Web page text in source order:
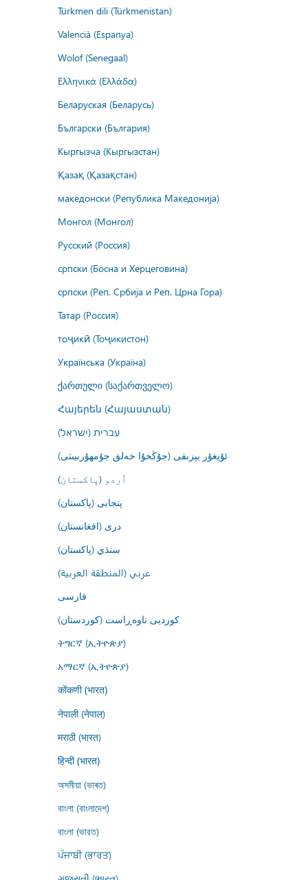
Türkmen dili (Türkmenistan)
Valencià (Espanya)
Wolof (Senegaal)
Ελληνικά (Ελλάδα)
Беларуская (Беларусь)
Български (България)
Кыргызча (Кыргызстан)
Қазақ (Қазақстан)
македонски (Република Македонија)
Монгол (Монгол)
Русский (Россия)
српски (Босна и Херцеговина)
српски (Реп. Србија и Реп. Црна Гора)
Татар (Россия)
тоҷикӣ (Тоҷикистон)
Українська (Україна)
ქართული (საქართველო)
Հայերեն (Հայաստան)
עברית (ישראל)
ئۇيغۇر يېزىقى (جۇڭخۇا خەلق جۇمھۇرىيىتى)
اُردو (پاکستان)
پنجابی (پاکستان)
درى (افغانستان)
سنڌي (پاکستان)
عربي (المنطقة العربية)
فارسى
کوردیی ناوەڕاست (کوردستان)
ትግርኛ (ኢትዮጵያ)
አማርኛ (ኢትዮጵያ)
कोंकणी (भारत)
नेपाली (नेपाल)
मराठी (भारत)
हिन्दी (भारत)
অসমীয়া (ভাৰত)
বাংলা (বাংলাদেশ)
বাংলা (ভারত)
ਪੰਜਾਬੀ (ਭਾਰਤ)